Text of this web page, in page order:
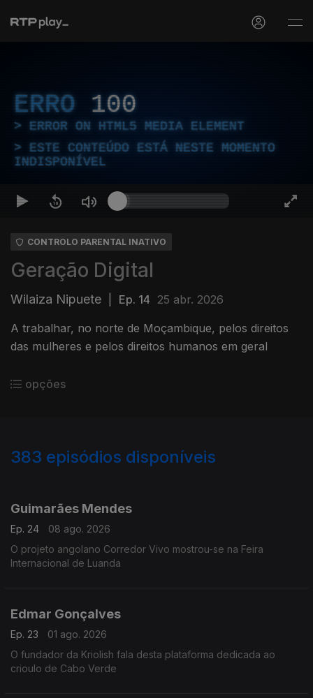
ERRO 100
ERROR ON HTML5 MEDIA ELEMENT
ESTE CONTEÚDO ESTÁ NESTE MOMENTO
INDISPONÍVEL
CONTROLO PARENTAL INATIVO
Geração Digital
Wilaiza Nipuete Ep. 14 25 abr. 2026
A trabalhar, no norte de Moçambique, pelos direitos
das mulheres e pelos direitos humanos em geral
opções
383 episódios disponíveis
Guimarães Mendes
Ep. 24
08 ago. 2026
O projeto angolano Corredor Vivo mostrou-se na Feira
Internacional de Luanda
Edmar Gonçalves
Ep. 23
01 ago. 2026
O fundador da Kriolish fala desta plataforma dedicada ao
crioulo de Cabo Verde